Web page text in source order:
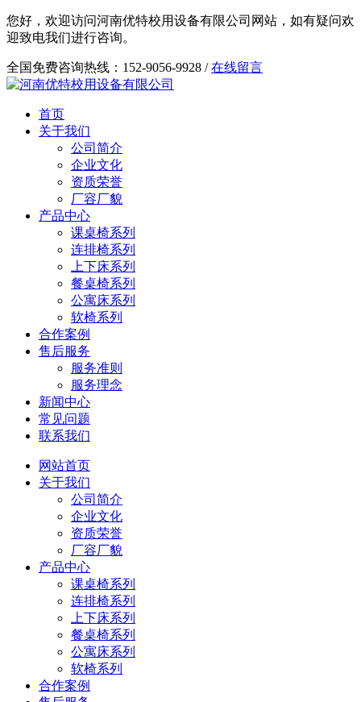
您好，欢迎访问河南优特校用设备有限公司网站，如有疑问欢
迎致电我们进行咨询。
全国免费咨询热线：152-9056-9928 /在线留言
首页
关于我们
公司简介
企业文化
资质荣誉
厂容厂貌
产品中心
课桌椅系列
连排椅系列
上下床系列
餐桌椅系列
公寓床系列
软椅系列
合作案例
售后服务
服务准则
服务理念
新闻中心
常见问题
联系我们
网站首页
关于我们
公司简介
企业文化
资质荣誉
厂容厂貌
产品中心
课桌椅系列
连排椅系列
上下床系列
餐桌椅系列
公寓床系列
软椅系列
合作案例